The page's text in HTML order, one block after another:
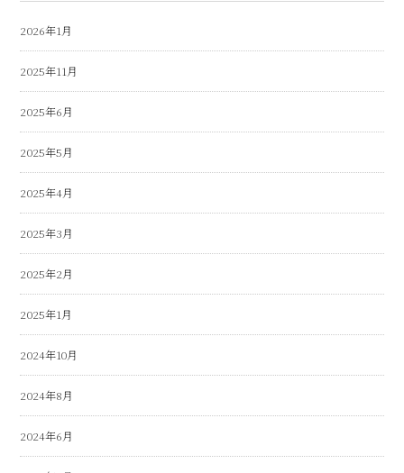
2026年1月
2025年11月
2025年6月
2025年5月
2025年4月
2025年3月
2025年2月
2025年1月
2024年10月
2024年8月
2024年6月